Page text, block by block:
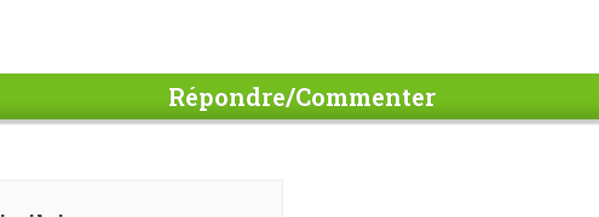
Répondre/Commenter